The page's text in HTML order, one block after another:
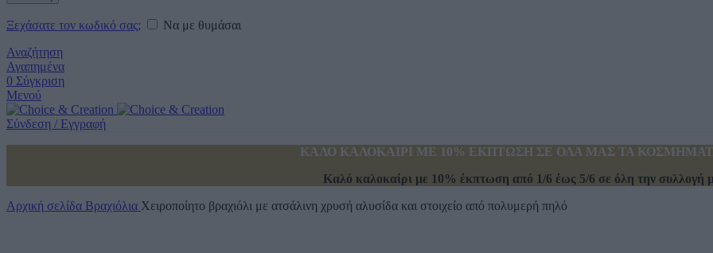
Ξεχάσατε τον κωδικό σας;
Να με θυμάσαι
Αναζήτηση
Αγαπημένα
0 Σύγκριση
Μενού
Σύνδεση / Εγγραφή
ΚΑΛΟ ΚΑΛΟΚΑΙΡΙ ΜΕ 10% ΕΚΠΤΩΣΗ ΣΕ ΟΛΑ ΜΑΣ ΤΑ
Καλό καλοκαίρι με 10% έκπτωση από 1/6 έως 5/6 σε όλη την συλλογή
Αρχική σελίδα Βραχιόλια Χειροποίητο βραχιόλι με ατσάλινη χρυσή αλυσίδα και στοιχείο από πολυμερή πηλό